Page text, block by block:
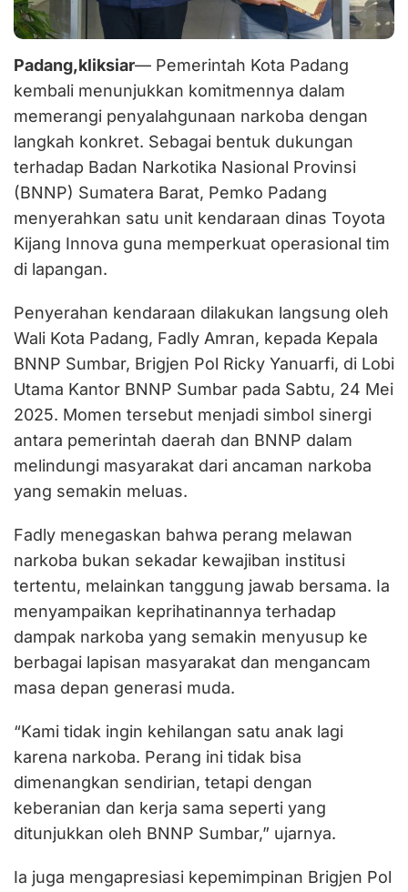
Padang,kliksiar— Pemerintah Kota Padang
kembali menunjukkan komitmennya dalam
memerangi penyalahgunaan narkoba dengan
langkah konkret. Sebagai bentuk dukungan
terhadap Badan Narkotika Nasional Provinsi
(BNNP) Sumatera Barat, Pemko Padang
menyerahkan satu unit kendaraan dinas Toyota
Kijang Innova guna memperkuat operasional tim
di lapangan.
Penyerahan kendaraan dilakukan langsung oleh
Wali Kota Padang, Fadly Amran, kepada Kepala
BNNP Sumbar, Brigjen Pol Ricky Yanuarfi, di Lobi
Utama Kantor BNNP Sumbar pada Sabtu, 24 Mei
2025. Momen tersebut menjadi simbol sinergi
antara pemerintah daerah dan BNNP dalam
melindungi masyarakat dari ancaman narkoba
yang semakin meluas.
Fadly menegaskan bahwa perang melawan
narkoba bukan sekadar kewajiban institusi
tertentu, melainkan tanggung jawab bersama. Ia
menyampaikan keprihatinannya terhadap
dampak narkoba yang semakin menyusup ke
berbagai lapisan masyarakat dan mengancam
masa depan generasi muda.
“Kami tidak ingin kehilangan satu anak lagi
karena narkoba. Perang ini tidak bisa
dimenangkan sendirian, tetapi dengan
keberanian dan kerja sama seperti yang
ditunjukkan oleh BNNP Sumbar,” ujarnya.
Ia juga mengapresiasi kepemimpinan Brigjen Pol